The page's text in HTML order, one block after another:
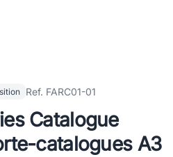
Ref. FARC01-01
Catalogue
catalogues A3